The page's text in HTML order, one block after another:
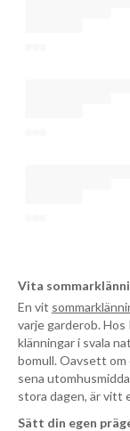
Vita
En vit
varje garderob.
klänningar i svala
bomull. Oavsett
sena
stora dagen, är vitt
Sätt din egen